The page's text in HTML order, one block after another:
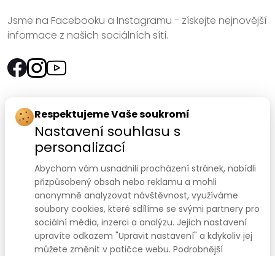
Jsme na Facebooku a Instagramu - získejte nejnovější
informace z našich sociálních sítí.
Rychlý kontakt:
SANOMED, spol. s r.o.
Palackého třída 240/75
612 00 Brno-Královo Pole
Prodejna:+420 541 422 911,+420 541 422 912
e-mail:prodejna@sanomed.cz
Respektujeme Vaše soukromí
Nastavení souhlasu s
personalizací
Abychom vám usnadnili procházení stránek, nabídli
přizpůsobený obsah nebo reklamu a mohli
anonymně analyzovat návštěvnost, využíváme
soubory cookies, které sdílíme se svými partnery pro
sociální média, inzerci a analýzu. Jejich nastavení
upravíte odkazem "Upravit nastavení" a kdykoliv jej
můžete změnit v patičce webu. Podrobnější